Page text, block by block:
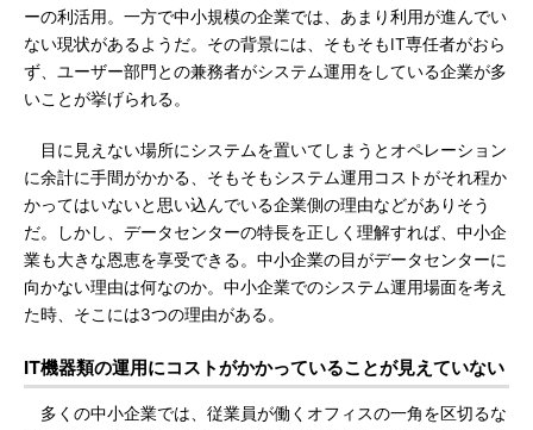
ーの利活用。一方で中小規模の企業では、あまり利用が進んでい
ない現状があるようだ。その背景には、そもそもIT専任者がおら
ず、ユーザー部門との兼務者がシステム運用をしている企業が多
いことが挙げられる。
目に見えない場所にシステムを置いてしまうとオペレーション
に余計に手間がかかる、そもそもシステム運用コストがそれ程か
かってはいないと思い込んでいる企業側の理由などがありそう
だ。しかし、データセンターの特長を正しく理解すれば、中小企
業も大きな恩恵を享受できる。中小企業の目がデータセンターに
向かない理由は何なのか。中小企業でのシステム運用場面を考え
た時、そこには3つの理由がある。
IT機器類の運用にコストがかかっていることが見えていない
多くの中小企業では、従業員が働くオフィスの一角を区切るな